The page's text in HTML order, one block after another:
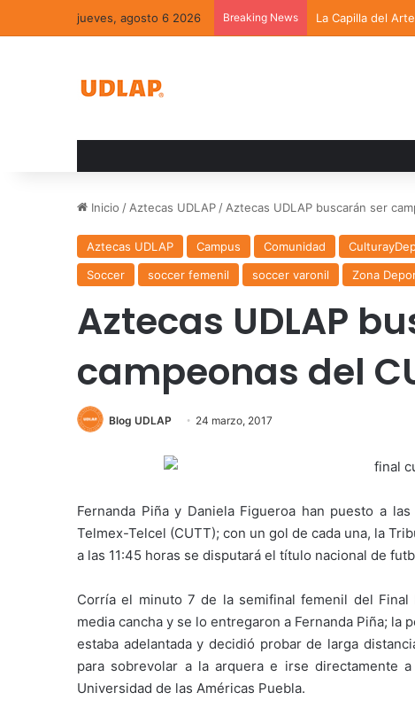
jueves, agosto 6 2026 Breaking News La Capilla del
Inicio / Aztecas UDLAP / Aztecas UDLAP buscarán ser
Aztecas UDLAP Campus Comunidad
Soccer
soccer femenil soccer varonil Zona
Aztecas UDLAP
campeonas del
Blog UDLAP 24 marzo, 2017
Fernanda Piña y Daniela Figueroa han puesto a
Telmex-Telcel (CUTT); con un gol de cada una, la
a las 11:45 horas se disputará el título nacional de
Corría el minuto 7 de la semifinal femenil del
media cancha y se lo entregaron a Fernanda Piña;
estaba adelantada y decidió probar de larga
para sobrevolar a la arquera e irse
Universidad de las Américas Puebla.